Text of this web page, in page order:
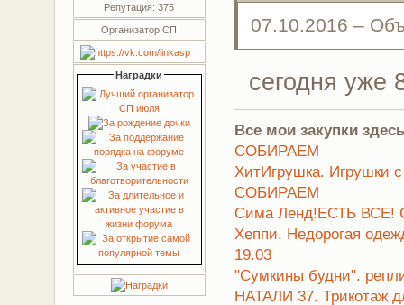
Репутация: 375
Организатор СП
Наградки
07.10.2016 –
сегодня уже
Все мои закупки
СОБИРАЕМ
ХитИгрушка. Игрушки
СОБИРАЕМ
Сима Ленд!ЕСТЬ ВСЕ!
Хеппи. Недорогая
19.03
"Сумкины будни".
НАТАЛИ 37. Трикотаж